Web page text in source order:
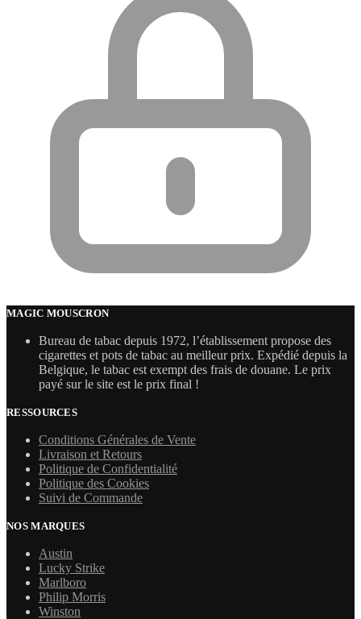
MAGIC MOUSCRON
Bureau de tabac depuis 1972, l’établissement propose des
cigarettes et pots de tabac au meilleur prix. Expédié depuis la
Belgique, le tabac est exempt des frais de douane. Le prix
payé sur le site est le prix final !
RESSOURCES
Conditions Générales de Vente
Livraison et Retours
Politique de Confidentialité
Politique des Cookies
Suivi de Commande
NOS MARQUES
Austin
Lucky Strike
Marlboro
Philip Morris
Winston